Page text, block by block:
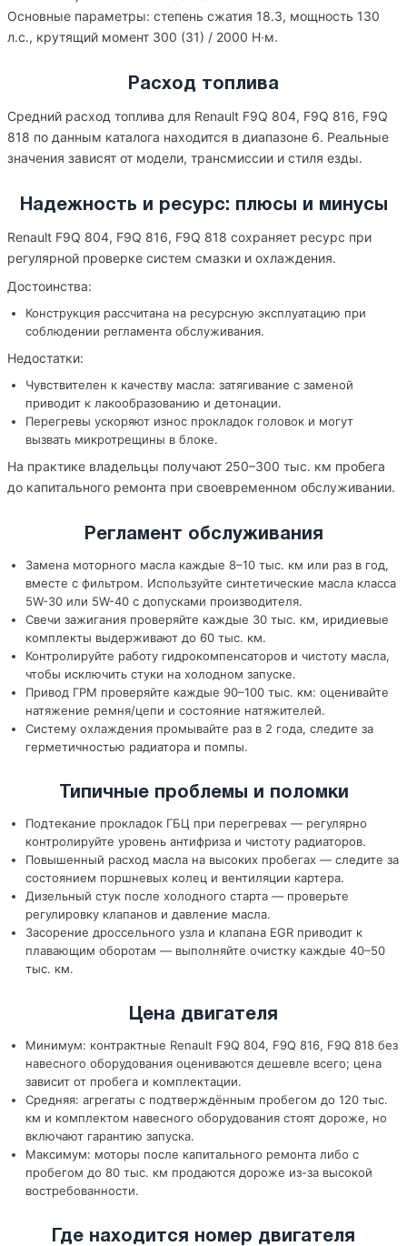
Основные параметры: степень сжатия 18.3, мощность 130
л.с., крутящий момент 300 (31) / 2000 Н·м.
Расход топлива
Средний расход топлива для Renault F9Q 804, F9Q 816, F9Q
818 по данным каталога находится в диапазоне 6. Реальные
значения зависят от модели, трансмиссии и стиля езды.
Надежность и ресурс: плюсы и минусы
Renault F9Q 804, F9Q 816, F9Q 818 сохраняет ресурс при
регулярной проверке систем смазки и охлаждения.
Достоинства:
Конструкция рассчитана на ресурсную эксплуатацию при
соблюдении регламента обслуживания.
Недостатки:
Чувствителен к качеству масла: затягивание с заменой
приводит к лакообразованию и детонации.
Перегревы ускоряют износ прокладок головок и могут
вызвать микротрещины в блоке.
На практике владельцы получают 250–300 тыс. км пробега
до капитального ремонта при своевременном обслуживании.
Регламент обслуживания
Замена моторного масла каждые 8–10 тыс. км или раз в год,
вместе с фильтром. Используйте синтетические масла класса
5W-30 или 5W-40 с допусками производителя.
Свечи зажигания проверяйте каждые 30 тыс. км, иридиевые
комплекты выдерживают до 60 тыс. км.
Контролируйте работу гидрокомпенсаторов и чистоту масла,
чтобы исключить стуки на холодном запуске.
Привод ГРМ проверяйте каждые 90–100 тыс. км: оценивайте
натяжение ремня/цепи и состояние натяжителей.
Систему охлаждения промывайте раз в 2 года, следите за
герметичностью радиатора и помпы.
Типичные проблемы и поломки
Подтекание прокладок ГБЦ при перегревах — регулярно
контролируйте уровень антифриза и чистоту радиаторов.
Повышенный расход масла на высоких пробегах — следите за
состоянием поршневых колец и вентиляции картера.
Дизельный стук после холодного старта — проверьте
регулировку клапанов и давление масла.
Засорение дроссельного узла и клапана EGR приводит к
плавающим оборотам — выполняйте очистку каждые 40–50
тыс. км.
Цена двигателя
Минимум: контрактные Renault F9Q 804, F9Q 816, F9Q 818 без
навесного оборудования оцениваются дешевле всего; цена
зависит от пробега и комплектации.
Средняя: агрегаты с подтверждённым пробегом до 120 тыс.
км и комплектом навесного оборудования стоят дороже, но
включают гарантию запуска.
Максимум: моторы после капитального ремонта либо с
пробегом до 80 тыс. км продаются дороже из-за высокой
востребованности.
Где находится номер двигателя